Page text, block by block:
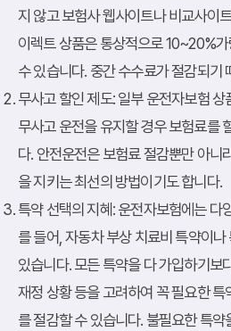
지 않고 보험사 웹사이트나 비교사이
이렉트 상품은 통상적으로 10~20%
수 있습니다. 중간 수수료가 절감되기
무사고 할인 제도: 일부 운전자보험
무사고 운전을 유지할 경우 보험료를
다. 안전운전은 보험료 절감뿐만 아니
을 지키는 최선의 방법이기도 합니다.
특약 선택의 지혜 : 운전자보험에는 다
를 들어, 자동차 부상 치료비 특약이나
있습니다. 모든 특약을 다 가입하기보
재정 상황 등을 고려하여 꼭 필요한
를 절감할 수 있습니다. 불필요한 특